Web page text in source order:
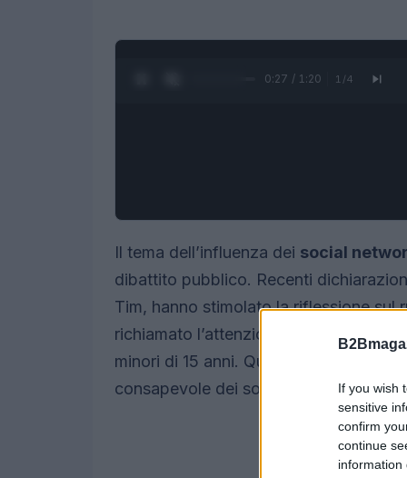
If you wish
sensitive
confirm
continue
information
0:28 / 1:20 1 /4
Il tema dell’influenza dei social
dibattito pubblico. Recenti
Tim, hanno stimolato la riflessione
richiamato l’attenzione sulla decisione
minori di 15 anni. Questa scelta
consapevole dei social e all’impatto